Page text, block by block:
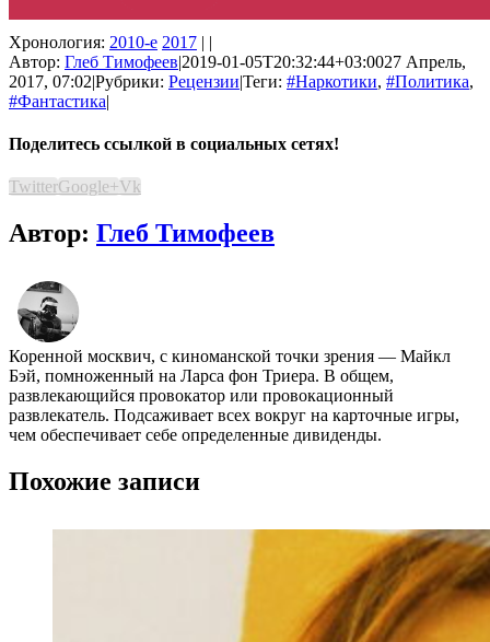
Хронология: 2010-е 2017 | |
Автор: Глеб Тимофеев|2019-01-05T20:32:44+03:0027 Апрель,
2017, 07:02|Рубрики: Рецензии|Теги: #Наркотики, #Политика,
#Фантастика|
Поделитесь ссылкой в социальных сетях!
TwitterGoogle+Vk
Автор: Глеб Тимофеев
Коренной москвич, с киноманской точки зрения ― Майкл
Бэй, помноженный на Ларса фон Триера. В общем,
развлекающийся провокатор или провокационный
развлекатель. Подсаживает всех вокруг на карточные игры,
чем обеспечивает себе определенные дивиденды.
Похожие записи